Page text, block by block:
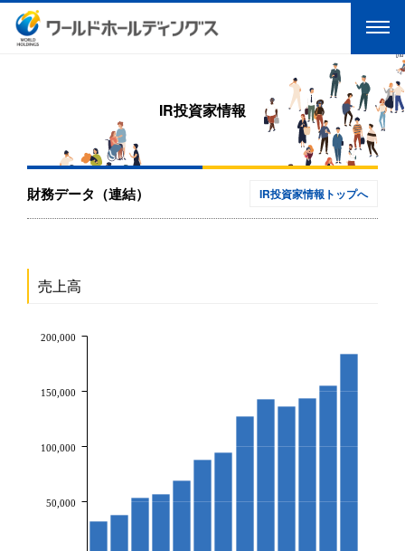
IR投資家情報
財務データ（連結） IR投資家情報トップへ
売上高
50,000
100,000
150,000
200,000